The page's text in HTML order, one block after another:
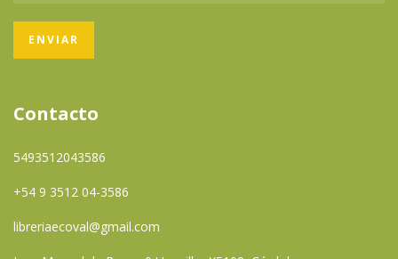
Contacto
5493512043586
+54 9 3512 04-3586
libreriaecoval@gmail.com